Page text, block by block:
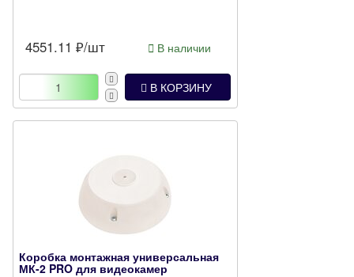
4551.11 ₽/шт В наличии
В КОРЗИНУ
Коробка монтажная универсальная
МК-2 PRO для видеокамер